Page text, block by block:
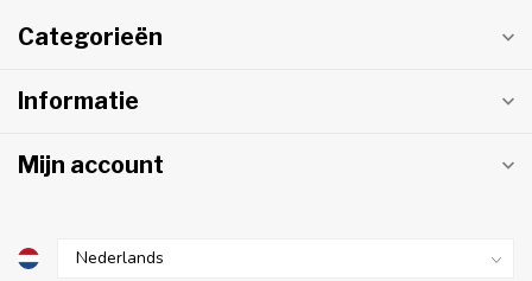
Categorieën
Informatie
Mijn account